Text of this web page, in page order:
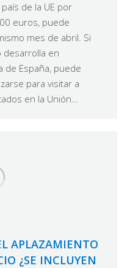
de la UE por
euros, puede
mes de abril. Si
desarrolla en
de España, puede
para visitar a
en la Unión…
APLAZAMIENTO
¿SE INCLUYEN